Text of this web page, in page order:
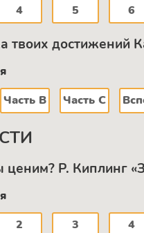
4 5 6
твоих достижений
Часть В Часть C
ценим? Р. Киплинг
2 3 4